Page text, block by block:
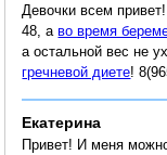
Девочки всем
48, аво время
а остальной вес не
гречневой диете!
Екатерина
Привет! И меня